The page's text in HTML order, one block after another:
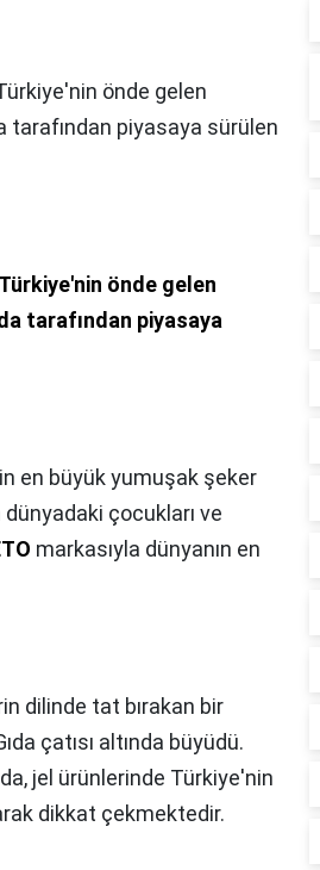
önde gelen
tarafından piyasaya sürülen
Türkiye'nin önde gelen
tarafından piyasaya
en büyük yumuşak şeker
dünyadaki çocukları ve
markasıyla dünyanın en
dilinde tat bırakan bir
çatısı altında büyüdü.
jel ürünlerinde Türkiye'nin
dikkat çekmektedir.